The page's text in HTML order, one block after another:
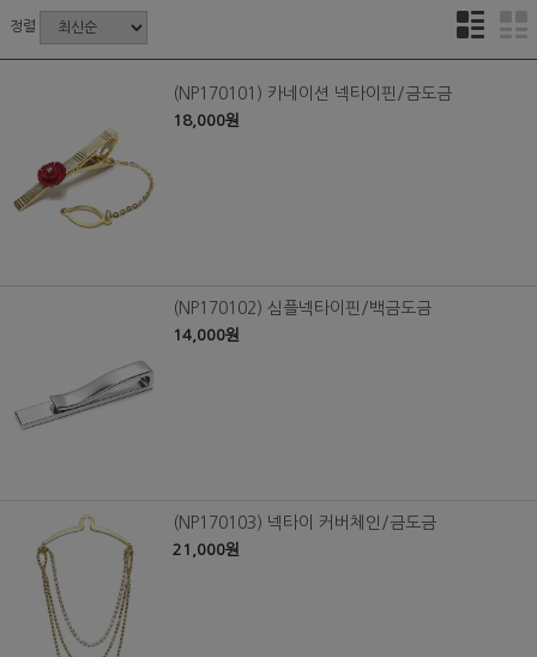
정렬
(NP170101) 카네이션 넥타이핀/금도금
18,000원
(NP170102) 심플넥타이핀/백금도금
14,000원
(NP170103) 넥타이 커버체인/금도금
21,000원